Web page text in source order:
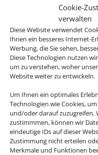
Cookie-
verwalten
Diese Website verwendet
Ihnen ein besseres Internet-
Werbung, die Sie sehen,
Diese Technologien nutzen
um zu verstehen, woher
Website weiter zu entwickeln.
Um Ihnen ein optimales
Technologien wie Cookies,
und/oder darauf zuzugreifen.
zustimmmen, können wir
eindeutige IDs auf dieser
Zustimmung nicht erteilen
Merkmale und Funktionen
Adresse
Reisebüro Frommlet
Kirchstraße 14
D-88212 Ravensburg
Kontakt
0751 25550
info@reisebuero-
Öffnungszeiten